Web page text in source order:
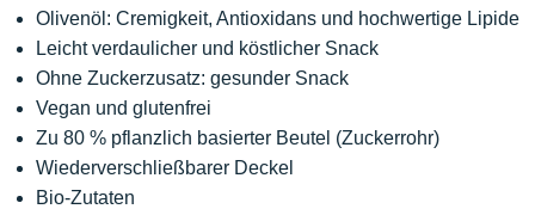
Olivenöl: Cremigkeit, Antioxidans und hochwertige Lipide
Leicht verdaulicher und köstlicher Snack
Ohne Zuckerzusatz: gesunder Snack
Vegan und glutenfrei
Zu 80 % pflanzlich basierter Beutel (Zuckerrohr)
Wiederverschließbarer Deckel
Bio-Zutaten